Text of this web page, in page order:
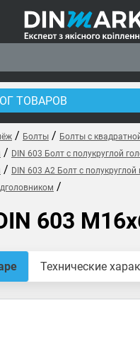
ТОВАРОВ
/ Болты / Болты с
/ DIN 603 Болт с полукруглой
/ DIN 603 A2 Болт с полукруглой
/
603
Технические